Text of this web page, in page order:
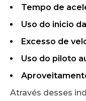
Tempo de
Uso do inicio
Excesso de
Uso do piloto
Através desses